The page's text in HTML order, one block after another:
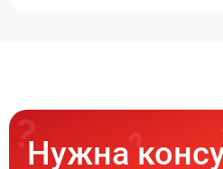
Нужна